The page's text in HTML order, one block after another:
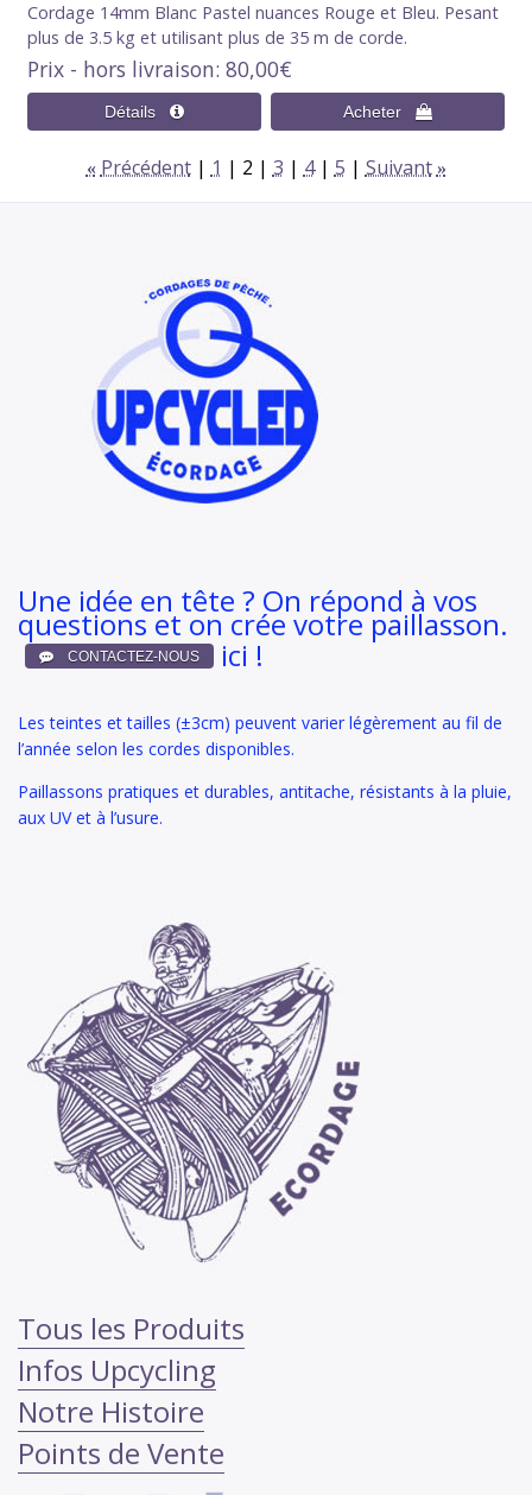
Cordage 14mm Blanc Pastel nuances Rouge et Bleu. Pesant
plus de 3.5 kg et utilisant plus de 35 m de corde.
Prix - hors livraison 80,00€
« Précédent 1 2 3 4 5 Suivant »
Une idée en tête ? On répond à vos
questions et on crée votre paillasson.
ici !
Les teintes et tailles (±3cm) peuvent varier légèrement au fil de
l’année selon les cordes disponibles.
Paillassons pratiques et durables, antitache, résistants à la pluie,
aux UV et à l’usure.
Tous les Produits
Infos Upcycling
Notre Histoire
Points de Vente